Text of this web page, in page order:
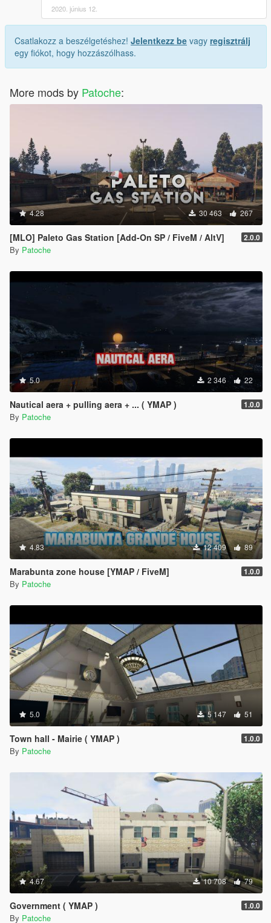
2020. június 12.
Csatlakozz a beszélgetéshez! Jelentkezz be vagy regisztrálj
egy fiókot, hogy hozzászólhass.
More mods by Patoche:
4.28 30 463 267
[MLO] Paleto Gas Station [Add-On SP / FiveM / AltV] 2.0.0
By Patoche
5.0 2 346 22
Nautical aera + pulling aera + ... ( YMAP ) 1.0.0
By Patoche
4.83 12 409 89
Marabunta zone house [YMAP / FiveM] 1.0.0
By Patoche
5.0 5 147 51
Town hall - Mairie ( YMAP ) 1.0.0
By Patoche
4.67 10 708 79
Government ( YMAP ) 1.0.0
By Patoche